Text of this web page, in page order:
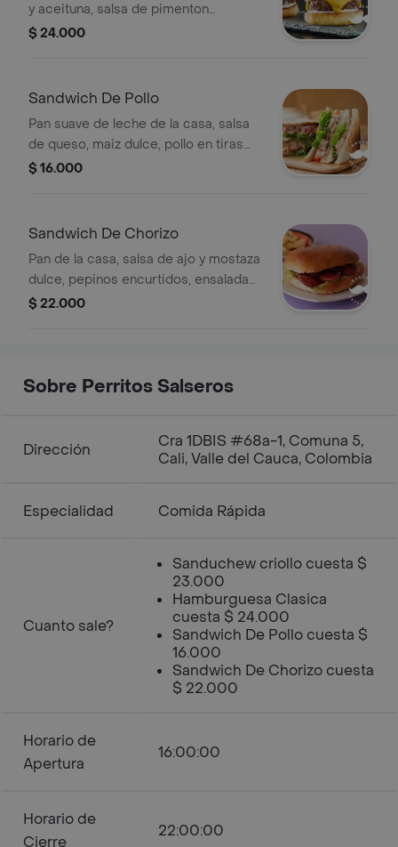
y aceituna, salsa de pimenton
tatemado, carne gratimada de res y
$ 24.000
Sandwich De Pollo
Pan suave de leche de la casa, salsa
de queso, maiz dulce, pollo en tiras
parrillado, tomate verde picado y
$ 16.000
Sandwich De Chorizo
Pan de la casa, salsa de ajo y mostaza
dulce, pepinos encurtidos, ensalada
de repollo y zanahoria encurtida y
$ 22.000
Sobre Perritos Salseros
Dirección
Cra 1DBIS #68a-1, Comuna 5,
Cali, Valle del Cauca, Colombia
Especialidad Comida Rápida
Cuanto sale?
Sanduchew criollo cuesta $
23.000
Hamburguesa Clasica
cuesta $ 24.000
Sandwich De Pollo cuesta $
16.000
Sandwich De Chorizo cuesta
$ 22.000
Horario de
Apertura
16:00:00
Horario de
Cierre
22:00:00